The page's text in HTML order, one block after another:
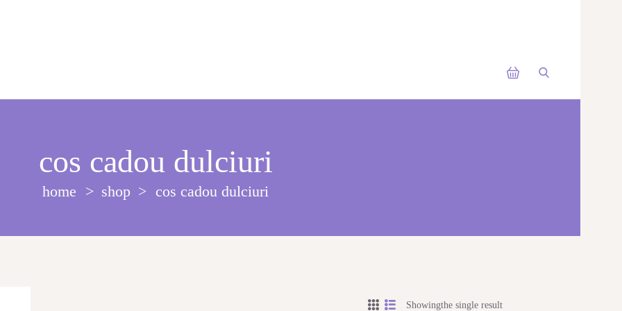
cos cadou dulciuri
home shop cos cadou dulciuri
Showingthe single result